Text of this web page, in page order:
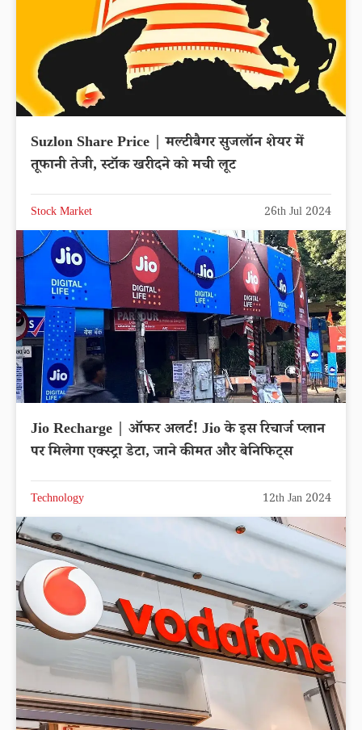
Suzlon Share Price | मल्टीबैगर सुजलॉन शेयर में
तूफानी तेजी, स्टॉक खरीदने को मची लूट
Stock Market 26th Jul 2024
Jio Recharge | ऑफर अलर्ट! Jio के इस रिचार्ज प्लान
पर मिलेगा एक्स्ट्रा डेटा, जाने कीमत और बेनिफिट्स
Technology 12th Jan 2024